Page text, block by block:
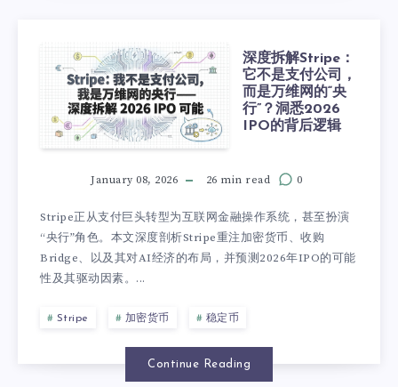
深度拆解Stripe：
它不是支付公司，
而是万维网的“央
行”？洞悉2026
IPO的背后逻辑
January 08, 2026 26 min read 0
Stripe正从支付巨头转型为互联网金融操作系统，甚至扮演
“央行”角色。本文深度剖析Stripe重注加密货币、收购
Bridge、以及其对AI经济的布局，并预测2026年IPO的可能
性及其驱动因素。...
Stripe 加密货币 稳定币
Continue Reading